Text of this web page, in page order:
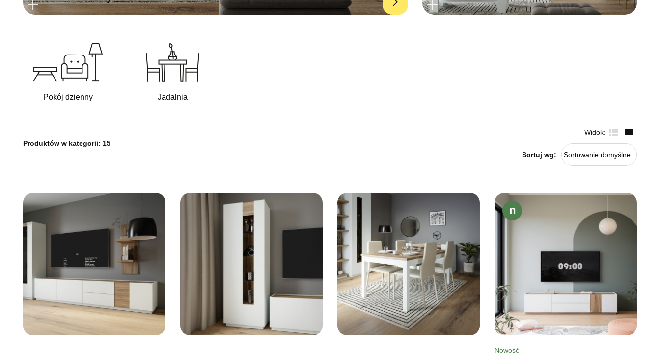
Pokój dzienny Jadalnia
Produktów w kategorii: 15
Widok
Sortuj wg: Sortowanie domyślne
Nowość